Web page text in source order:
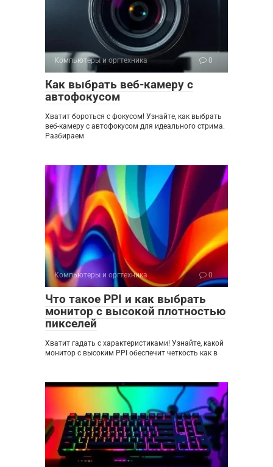
Компьютеры и оргтехника 0
Как выбрать веб-камеру с
автофокусом
Хватит бороться с фокусом! Узнайте, как выбрать
веб-камеру с автофокусом для идеального стрима.
Разбираем
Компьютеры и оргтехника 0
Что такое PPI и как выбрать
монитор с высокой плотностью
пикселей
Хватит гадать с характеристиками! Узнайте, какой
монитор с высоким PPI обеспечит четкость как в